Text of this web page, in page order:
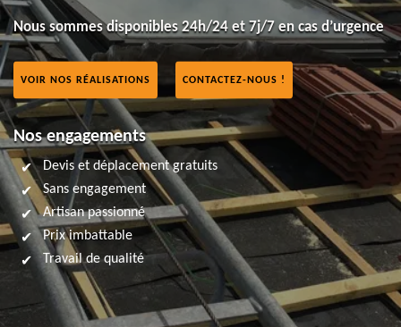
Nous sommes disponibles 24h/24 et 7j/7 en cas d’urgence
VOIR NOS RÉALISATIONS CONTACTEZ-NOUS !
Nos engagements
Devis et déplacement gratuits
Sans engagement
Artisan passionné
Prix imbattable
Travail de qualité